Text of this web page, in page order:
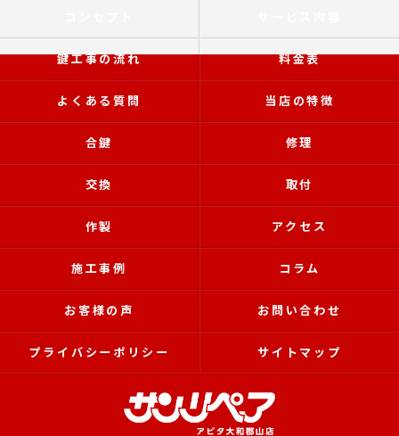
鍵工事の流れ 料金表
よくある質問 当店の特徴
合鍵 修理
交換 取付
作製 アクセス
施工事例 コラム
お客様の声 お問い合わせ
プライバシーポリシー サイトマップ